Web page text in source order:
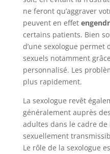
ne feront qu’aggraver
peuvent en effet
certains patients. Bien
d’une sexologue
sexuels notamment
personnalisé. Les
plus rapidement.
La sexologue revêt
généralement auprès
adultes dans le cadre
sexuellement
Le rôle de la sexologue